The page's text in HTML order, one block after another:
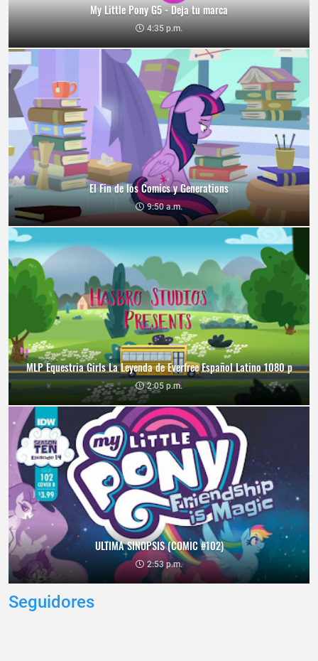
My Little Pony G5 - Deja tu marca
4:35 p.m.
El Fin de los Comics y Generations
9:50 a.m.
MLP Equestria Girls La Leyenda de Everfree Español Latino 1080 p
2:05 p.m.
ULTIMA SINOPSIS (COMIC #102)
2:53 p.m.
Seguidores